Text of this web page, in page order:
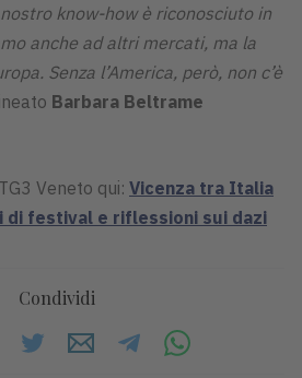
know-how è riconosciuto in
anche ad altri mercati, ma la
Senza l’America, però, non c’è
Barbara Beltrame
Veneto qui: Vicenza tra Italia
di festival e riflessioni sui dazi
Condividi